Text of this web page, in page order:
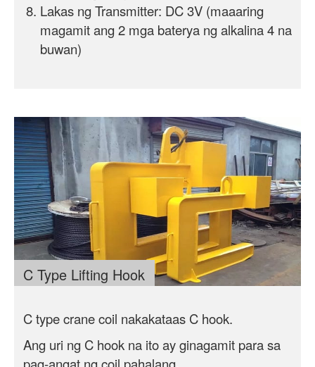
Lakas ng Transmitter: DC 3V (maaaring
magamit ang 2 mga baterya ng alkalina 4 na
buwan)
C Type Lifting Hook
C type crane coil nakakataas C hook.
Ang uri ng C hook na ito ay ginagamit para sa